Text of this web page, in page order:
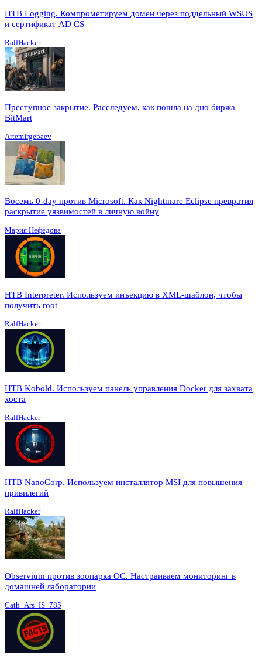
HTB Logging. Компрометируем домен через поддельный WSUS
и сертификат AD CS
RalfHacker
Преступное закрытие. Расследуем, как пошла на дно биржа
BitMart
ArtemIrgebaev
Восемь 0-day против Microsoft. Как Nightmare Eclipse превратил
раскрытие уязвимостей в личную войну
Мария Нефёдова
HTB Interpreter. Используем инъекцию в XML-шаблон, чтобы
получить root
RalfHacker
HTB Kobold. Используем панель управления Docker для захвата
хоста
RalfHacker
HTB NanoCorp. Используем инсталлятор MSI для повышения
привилегий
RalfHacker
Observium против зоопарка ОС. Настраиваем мониторинг в
домашней лаборатории
Cath_Ars_IS_785